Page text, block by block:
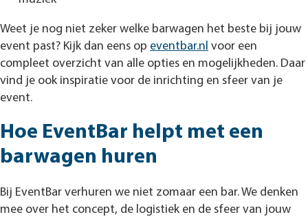
Weet je nog niet zeker welke barwagen het beste bij jouw
event past? Kijk dan eens op eventbar.nl voor een
compleet overzicht van alle opties en mogelijkheden. Daar
vind je ook inspiratie voor de inrichting en sfeer van je
event.
Hoe EventBar helpt met een
barwagen huren
Bij EventBar verhuren we niet zomaar een bar. We denken
mee over het concept, de logistiek en de sfeer van jouw